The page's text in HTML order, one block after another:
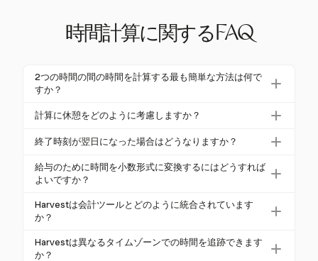
時間計算に関するFAQ
2つの時間の間の時間を計算する最も簡単な方法は何で
すか？
2つの時間の間の時間を計算する最も簡単な方法は、
時刻を正確に記録することです。簡単にするため
たは自動設定で考慮します。
計算に休憩をどのように考慮しますか？
休憩を考慮するには、計算された期間から合計休憩
て記録できるようにすることで、合計労働時間から
除外されることを保証します。
終了時刻が翌日になった場合はどうなりますか？
終了時刻が翌日になった場合、開始時刻を引く前に
終了時刻に24時間を加えます。Harvestは、夜間シフ
確な計算を簡素化します。
給与のために時間を小数形式に変換するにはどうすれば
よいですか？
時間を小数形式に変換するには、分を60で割り、時
間に加えます。例えば、1時間30分は1.5時間になり
処理を簡単にします。
Harvestは会計ツールとどのように統合されています
か？
HarvestはQuickBooksやXeroなどの人気のある会計
ツールと統合されており、請求書作成や財務管理の
Harvestは異なるタイムゾーンでの時間を追跡できます
か？